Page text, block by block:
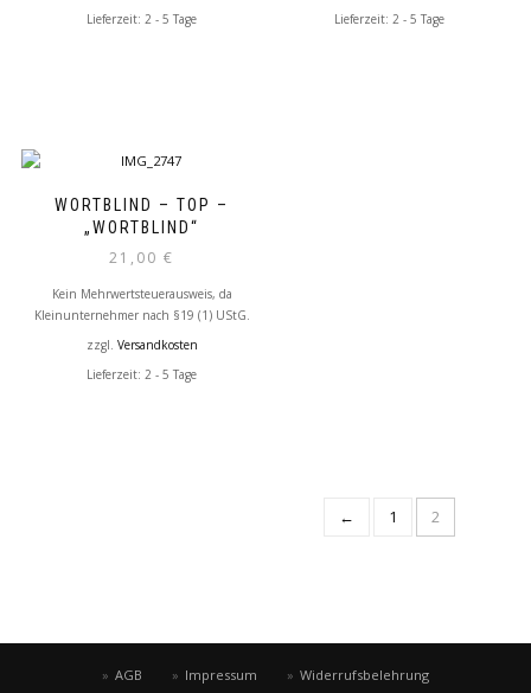
Lieferzeit: 2 - 5 Tage
Lieferzeit: 2 - 5 Tage
WORTBLIND – TOP –
„WORTBLIND“
21,00 €
Kein Mehrwertsteuerausweis, da
Kleinunternehmer nach §19 (1) UStG.
zzgl. Versandkosten
Lieferzeit: 2 - 5 Tage
← 1 2
AGB Impressum Widerrufsbelehrung